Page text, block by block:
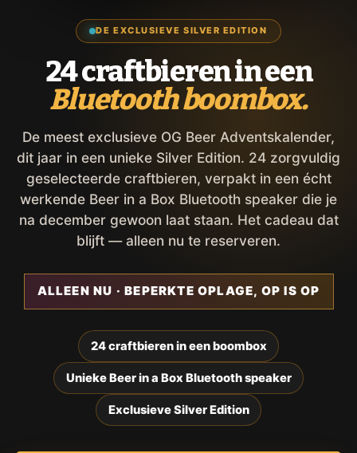
DE EXCLUSIEVE SILVER EDITION
24 craftbieren in een
Bluetooth boombox.
De meest exclusieve OG Beer Adventskalender,
dit jaar in een unieke Silver Edition. 24 zorgvuldig
geselecteerde craftbieren, verpakt in een écht
werkende Beer in a Box Bluetooth speaker die je
na december gewoon laat staan. Het cadeau dat
blijft — alleen nu te reserveren.
ALLEEN NU · BEPERKTE OPLAGE, OP IS OP
24 craftbieren in een boombox
Unieke Beer in a Box Bluetooth speaker
Exclusieve Silver Edition